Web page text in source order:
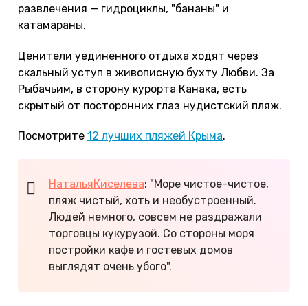
развлечения — гидроциклы, "бананы" и
катамараны.
Ценители уединенного отдыха ходят через
скальный уступ в живописную бухту Любви. За
Рыбачьим, в сторону курорта Канака, есть
скрытый от посторонних глаз нудистский пляж.
Посмотрите 12 лучших пляжей Крыма.
НатальяКиселева: "Море чистое-чистое,
пляж чистый, хоть и необустроенный.
Людей немного, совсем не раздражали
торговцы кукурузой. Со стороны моря
постройки кафе и гостевых домов
выглядят очень убого".